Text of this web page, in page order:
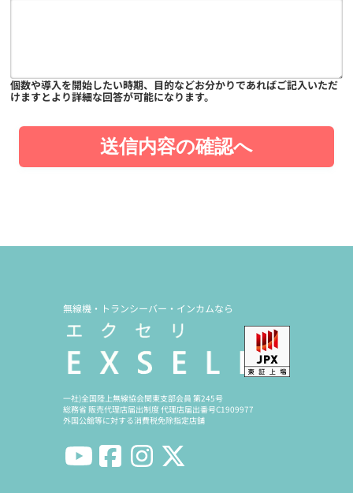
個数や導入を開始したい時期、目的などお分かりであればご記入いただ
けますとより詳細な回答が可能になります。
送信内容の確認へ
無線機・トランシーバー・インカムなら
一社)全国陸上無線協会関東支部会員 第245号
総務省 販売代理店届出制度 代理店届出番号C1909977
外国公館等に対する消費税免除指定店舗